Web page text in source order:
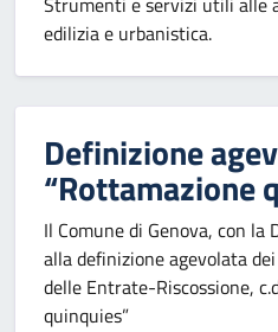
edilizia e urbanistica.
Definizione
“Rottamazione
Il Comune di Genova, con
alla definizione agevolata
delle Entrate-Riscossione,
quinquies”